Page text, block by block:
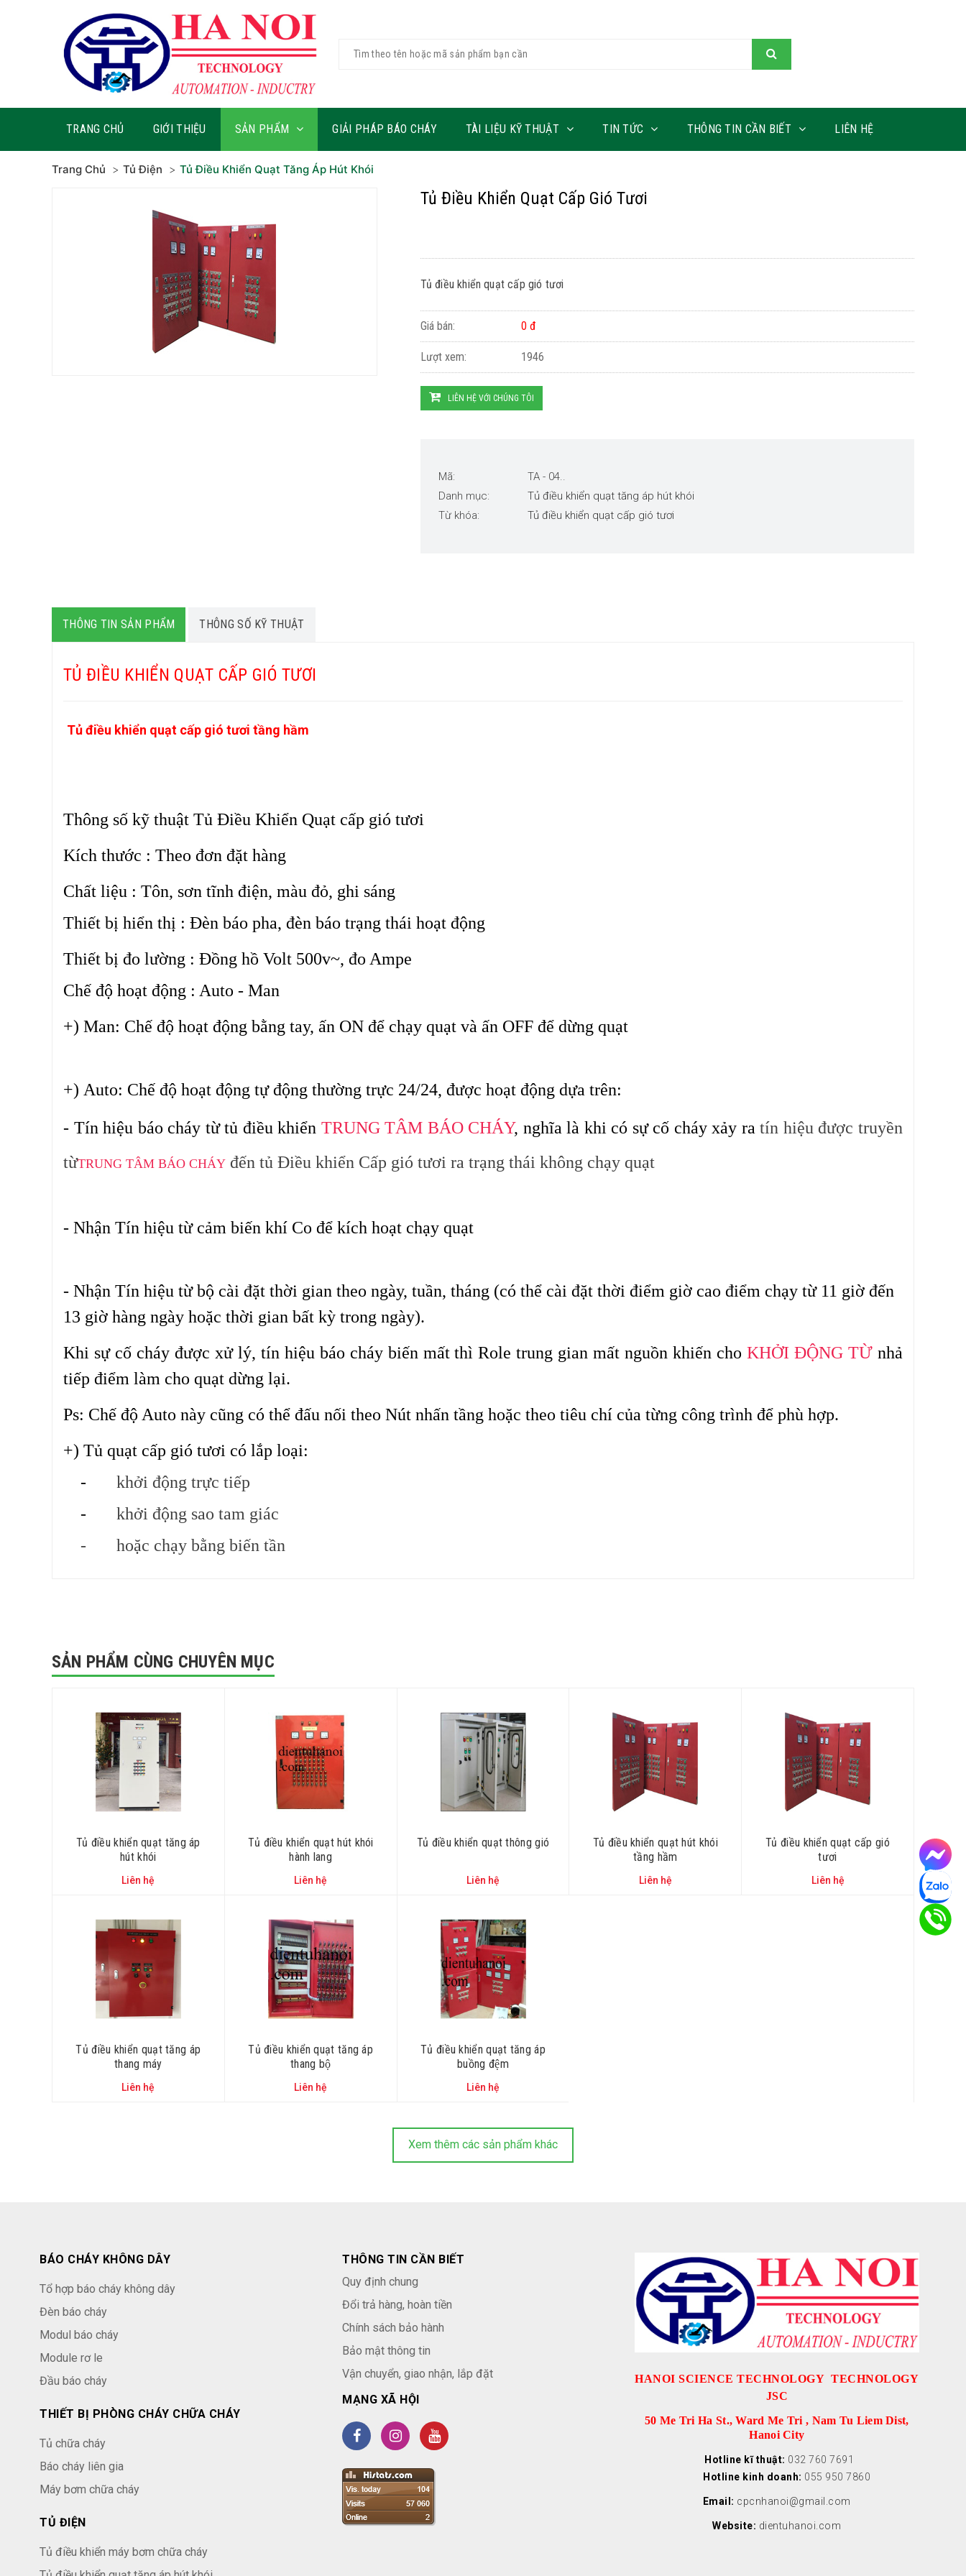
TRANG CHỦ GIỚI THIỆU SẢN PHẨM GIẢI PHÁP BÁO CHÁY TÀI LIỆU KỸ THUẬT TIN TỨC THÔNG TIN CẦN BIẾT LIÊN HỆ
Trang Chủ Tủ Điện Tủ Điều Khiển Quạt Tăng Áp Hút Khói
Tủ Điều Khiển Quạt Cấp Gió Tươi
Tủ điều khiển quạt cấp gió tươi
Giá bán: 0 đ
Lượt xem: 1946
LIÊN HỆ VỚI CHÚNG TÔI
Mã:
TA - 04..
Danh mục:
Tủ điều khiển quạt tăng áp hút khói
Từ khóa:
Tủ điều khiển quạt cấp gió tươi
THÔNG TIN SẢN PHẨM THÔNG SỐ KỸ THUẬT
TỦ ĐIỀU KHIỂN QUẠT CẤP GIÓ TƯƠI
Tủ điều khiển quạt cấp gió tươi tầng hầm
Thông số kỹ thuật Tủ Điều Khiển Quạt cấp gió tươi
Kích thước : Theo đơn đặt hàng
Chất liệu : Tôn, sơn tĩnh điện, màu đỏ, ghi sáng
Thiết bị hiển thị : Đèn báo pha, đèn báo trạng thái hoạt động
Thiết bị đo lường : Đồng hồ Volt 500v~, đo Ampe
Chế độ hoạt động : Auto - Man
+) Man: Chế độ hoạt động bằng tay, ấn ON để chạy quạt và ấn OFF để dừng quạt
+) Auto: Chế độ hoạt động tự động thường trực 24/24, được hoạt động dựa trên:
- Tín hiệu báo cháy từ tủ điều khiển TRUNG TÂM BÁO CHÁY, nghĩa là khi có sự cố cháy xảy ratín hiệu được truyền
từTRUNG TÂM BÁO CHÁY đến tủ Điều khiển Cấp gió tươi ra trạng thái không chạy quạt
- Nhận Tín hiệu từ cảm biến khí Co để kích hoạt chạy quạt
- Nhận Tín hiệu từ bộ cài đặt thời gian theo ngày, tuần, tháng (có thể cài đặt thời điểm giờ cao điểm chạy từ 11 giờ đến
13 giờ hàng ngày hoặc thời gian bất kỳ trong ngày).
Khi sự cố cháy được xử lý, tín hiệu báo cháy biến mất thì Role trung gian mất nguồn khiến choKHỞI ĐỘNG TỪ nhả
tiếp điểm làm cho quạt dừng lại.
Ps: Chế độ Auto này cũng có thể đấu nối theo Nút nhấn tầng hoặc theo tiêu chí của từng công trình để phù hợp.
+) Tủ quạt cấp gió tươi có lắp loại:
-
khởi động trực tiếp
-
khởi động sao tam giác
-
hoặc chạy bằng biến tần
SẢN PHẨM CÙNG CHUYÊN MỤC
Tủ điều khiển quạt tăng áp
hút khói
Liên hệ
Tủ điều khiển quạt hút khói
hành lang
Liên hệ
Tủ điều khiển quạt thông gió
Liên hệ
Tủ điều khiển quạt hút khói
tầng hầm
Liên hệ
Tủ điều khiển quạt cấp gió
tươi
Liên hệ
Tủ điều khiển quạt tăng áp
thang máy
Liên hệ
Tủ điều khiển quạt tăng áp
thang bộ
Liên hệ
Tủ điều khiển quạt tăng áp
buồng đệm
Liên hệ
Xem thêm các sản phẩm khác
BÁO CHÁY KHÔNG DÂY
Tổ hợp báo cháy không dây
Đèn báo cháy
Modul báo cháy
Module rơ le
Đầu báo cháy
THIẾT BỊ PHÒNG CHÁY CHỮA CHÁY
Tủ chữa cháy
Báo cháy liên gia
Máy bơm chữa cháy
TỦ ĐIỆN
Tủ điều khiển máy bơm chữa cháy
THÔNG TIN CẦN BIẾT
Quy định chung
Đổi trả hàng, hoàn tiền
Chính sách bảo hành
Bảo mật thông tin
Vận chuyển, giao nhận, lắp đặt
MẠNG XÃ HỘI
HANOI SCIENCE TECHNOLOGY TECHNOLOGY
JSC
50 Me Tri Ha St., Ward Me Tri , Nam Tu Liem Dist,
Hanoi City
Hotline kĩ thuật: 032 760 7691
Hotline kinh doanh: 055 950 7860
Email: cpcnhanoi@gmail.com
Website: dientuhanoi.com